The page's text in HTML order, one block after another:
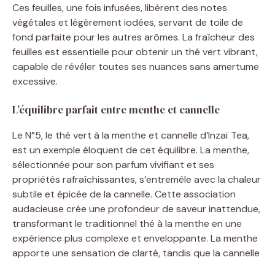
Ces feuilles, une fois infusées, libèrent des notes
végétales et légèrement iodées, servant de toile de
fond parfaite pour les autres arômes. La fraîcheur des
feuilles est essentielle pour obtenir un thé vert vibrant,
capable de révéler toutes ses nuances sans amertume
excessive.
L’équilibre parfait entre menthe et cannelle
Le N°5, le thé vert à la menthe et cannelle d’Inzaï Tea,
est un exemple éloquent de cet équilibre. La menthe,
sélectionnée pour son parfum vivifiant et ses
propriétés rafraîchissantes, s’entremêle avec la chaleur
subtile et épicée de la cannelle. Cette association
audacieuse crée une profondeur de saveur inattendue,
transformant le traditionnel thé à la menthe en une
expérience plus complexe et enveloppante. La menthe
apporte une sensation de clarté, tandis que la cannelle